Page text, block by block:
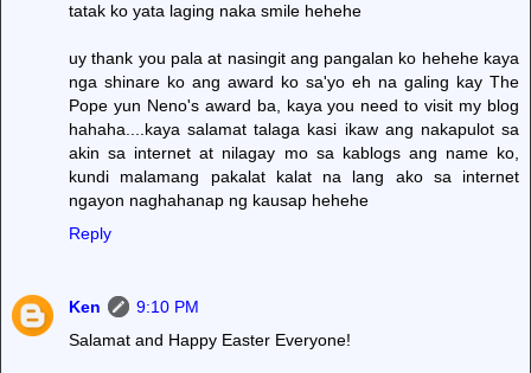
tatak ko yata laging naka smile hehehe
uy thank you pala at nasingit ang pangalan ko hehehe kaya
nga shinare ko ang award ko sa'yo eh na galing kay The
Pope yun Neno's award ba, kaya you need to visit my blog
hahaha....kaya salamat talaga kasi ikaw ang nakapulot sa
akin sa internet at nilagay mo sa kablogs ang name ko,
kundi malamang pakalat kalat na lang ako sa internet
ngayon naghahanap ng kausap hehehe
Reply
Ken
9:10 PM
Salamat and Happy Easter Everyone!